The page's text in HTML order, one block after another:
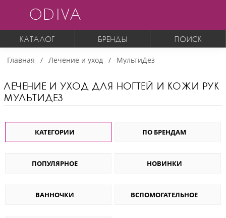
ODIVA
КАТАЛОГ БРЕНДЫ ПОИСК
Главная Лечение и уход МультиДез
ЛЕЧЕНИЕ И УХОД ДЛЯ НОГТЕЙ И КОЖИ РУК
МУЛЬТИДЕЗ
КАТЕГОРИИ ПО БРЕНДАМ
ПОПУЛЯРНОЕ НОВИНКИ
ВАННОЧКИ ВСПОМОГАТЕЛЬНОЕ